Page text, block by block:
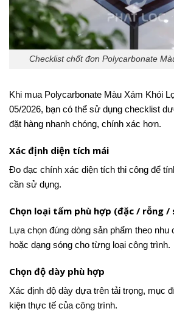
Checklist chốt đơn Polycarbonate
Khi mua Polycarbonate Màu Xám Khói
05/2026, bạn có thể sử dụng checklist
đặt hàng nhanh chóng, chính xác hơn.
Xác định diện tích mái
Đo đạc chính xác diện tích thi công để
cần sử dụng.
Chọn loại tấm phù hợp (đặc / rỗng /
Lựa chọn đúng dòng sản phẩm theo nhu
hoặc dạng sóng cho từng loại công trình.
Chọn độ dày phù hợp
Xác định độ dày dựa trên tải trọng, mục
kiện thực tế của công trình.